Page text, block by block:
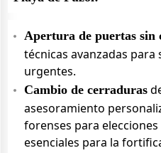
Apertura de puertas sin
técnicas avanzadas
urgentes.
Cambio de cerraduras
asesoramiento
forenses para
esenciales para la